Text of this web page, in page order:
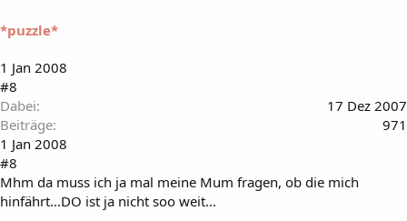
*puzzle*
1 Jan 2008
#8
Dabei
17 Dez 2007
Beiträge
971
1 Jan 2008
#8
Mhm da muss ich ja mal meine Mum fragen, ob die mich
hinfährt...DO ist ja nicht soo weit...